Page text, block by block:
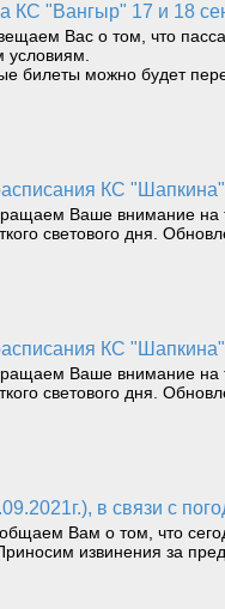
КС "Вангыр" 17 и 18
Вас о том, что
билеты можно будет
КС
Ваше внимание на
светового дня.
КС
Ваше внимание на
светового дня.
в связи с
Вам о том, что
извинения за